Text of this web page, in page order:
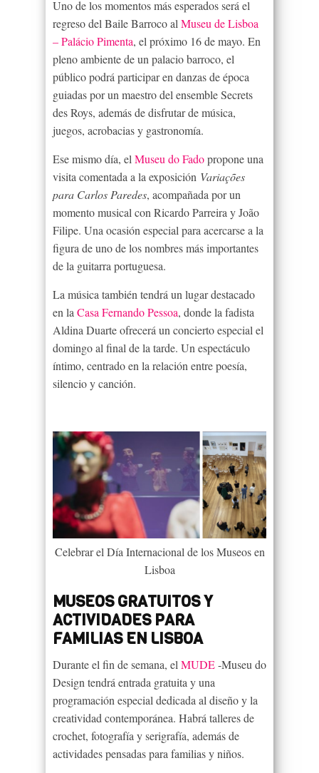
Uno de los momentos más esperados será el
regreso del Baile Barroco al Museu de Lisboa
– Palácio Pimenta, el próximo 16 de mayo. En
pleno ambiente de un palacio barroco, el
público podrá participar en danzas de época
guiadas por un maestro del ensemble Secrets
des Roys, además de disfrutar de música,
juegos, acrobacias y gastronomía.
Ese mismo día, el Museu do Fadopropone una
visita comentada a la exposición Variações
para Carlos Paredes, acompañada por un
momento musical con Ricardo Parreira y João
Filipe. Una ocasión especial para acercarse a la
figura de uno de los nombres más importantes
de la guitarra portuguesa.
La música también tendrá un lugar destacado
en la Casa Fernando Pessoa, donde la fadista
Aldina Duarte ofrecerá un concierto especial el
domingo al final de la tarde. Un espectáculo
íntimo, centrado en la relación entre poesía,
silencio y canción.
Celebrar el Día Internacional de los Museos en
Lisboa
MUSEOS GRATUITOS Y
ACTIVIDADES PARA
FAMILIAS EN LISBOA
Durante el fin de semana, el MUDE-Museu do
Design tendrá entrada gratuita y una
programación especial dedicada al diseño y la
creatividad contemporánea. Habrá talleres de
crochet, fotografía y serigrafía, además de
actividades pensadas para familias y niños.